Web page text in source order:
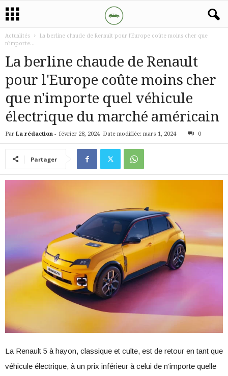
Actualités
La berline chaude de Renault pour l'Europe coûte moins cher que
n'importe...
La berline chaude de Renault
pour l'Europe coûte moins cher
que n'importe quel véhicule
électrique du marché américain
Par La rédaction - février 28, 2024 Date modifiée: mars 1, 2024 0
Partager
La Renault 5 à hayon, classique et culte, est de retour en tant que
véhicule électrique, à un prix inférieur à celui de n’importe quelle